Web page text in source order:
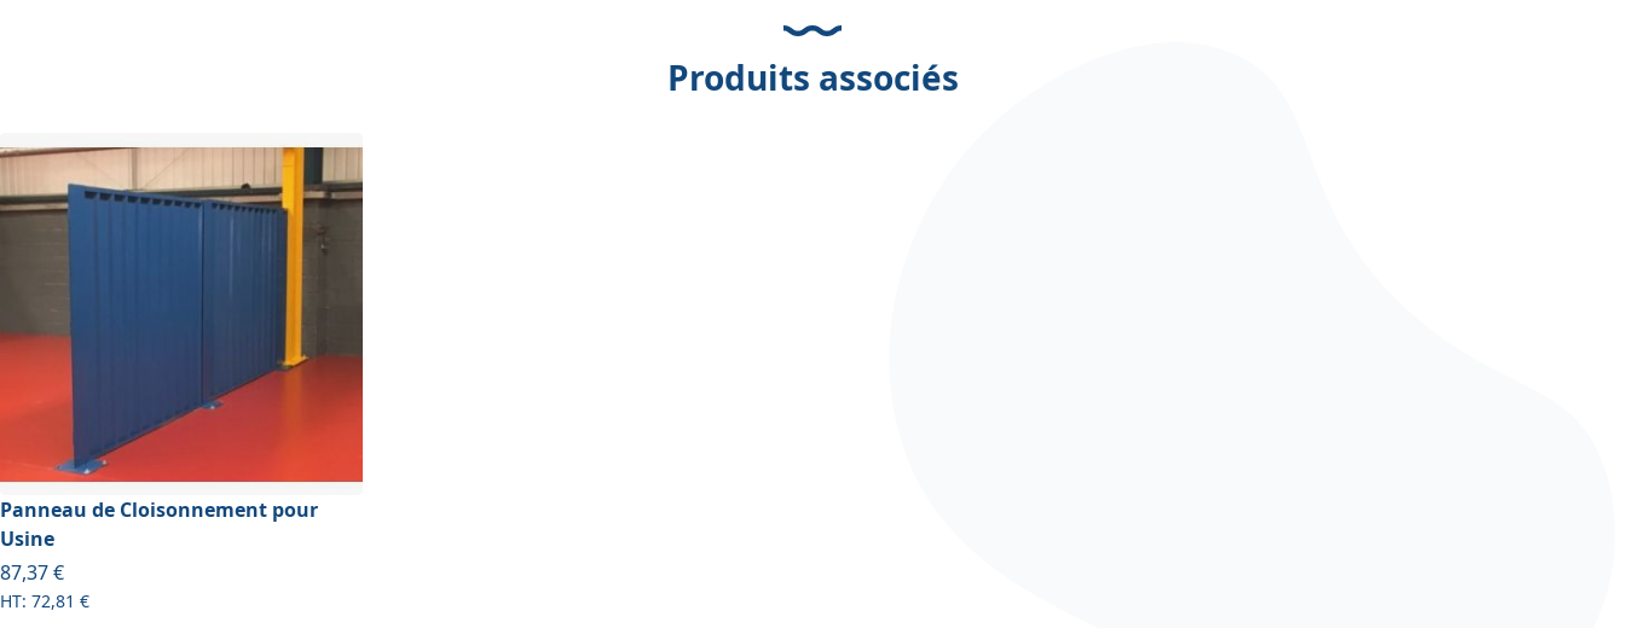
Produits associés
Panneau de Cloisonnement pour
Usine
À partir de
87,37 €
72,81 €